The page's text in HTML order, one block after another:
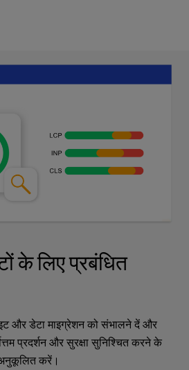
के लिए प्रबंधित
और डेटा माइग्रेशन को संभालने दें और
प्रदर्शन और सुरक्षा सुनिश्चित करने के
अनुकूलित करें।